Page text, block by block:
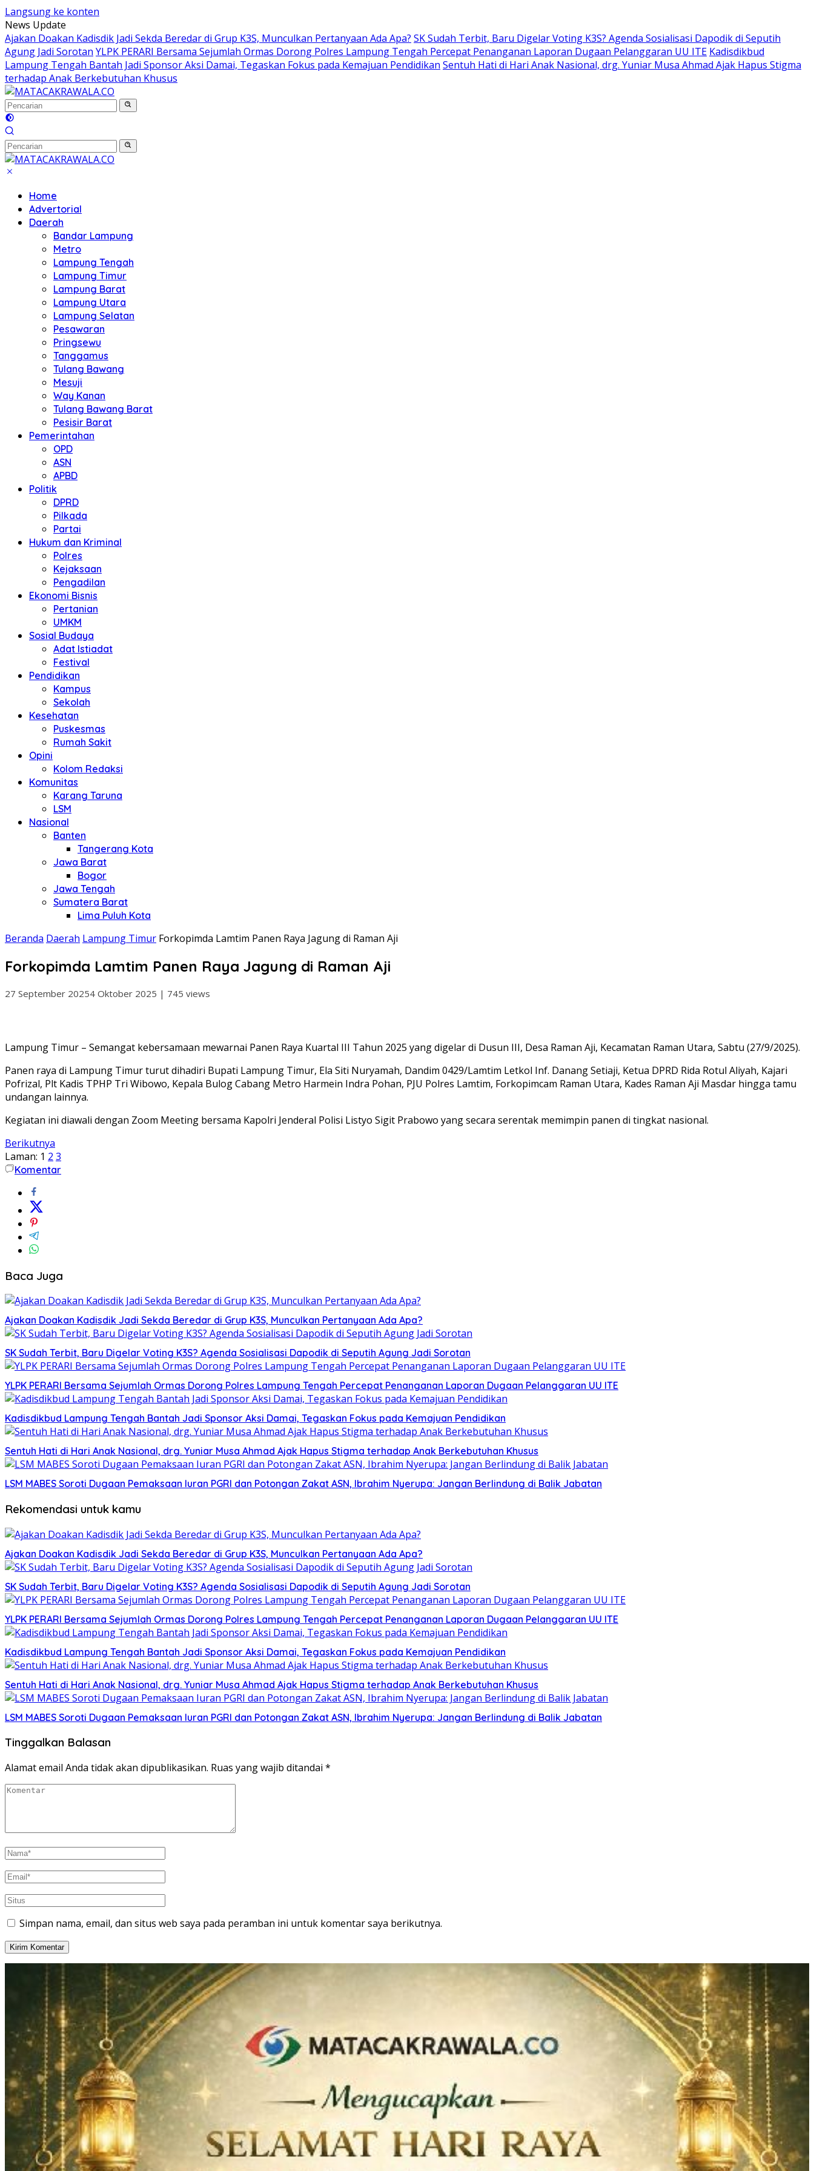
Langsung ke konten
News Update
Ajakan Doakan Kadisdik Jadi Sekda Beredar di Grup K3S, Munculkan Pertanyaan Ada Apa? SK Sudah Terbit, Baru Digelar Voting K3S? Agenda Sosialisasi Dapodik di Seputih
Agung Jadi Sorotan YLPK PERARI Bersama Sejumlah Ormas Dorong Polres Lampung Tengah Percepat Penanganan Laporan Dugaan Pelanggaran UU ITE Kadisdikbud
Lampung Tengah Bantah Jadi Sponsor Aksi Damai, Tegaskan Fokus pada Kemajuan Pendidikan Sentuh Hati di Hari Anak Nasional, drg. Yuniar Musa Ahmad Ajak Hapus Stigma
terhadap Anak Berkebutuhan Khusus
Home
Advertorial
Daerah
Bandar Lampung
Metro
Lampung Tengah
Lampung Timur
Lampung Barat
Lampung Utara
Lampung Selatan
Pesawaran
Pringsewu
Tanggamus
Tulang Bawang
Mesuji
Way Kanan
Tulang Bawang Barat
Pesisir Barat
Pemerintahan
OPD
ASN
APBD
Politik
DPRD
Pilkada
Partai
Hukum dan Kriminal
Polres
Kejaksaan
Pengadilan
Ekonomi Bisnis
Pertanian
UMKM
Sosial Budaya
Adat Istiadat
Festival
Pendidikan
Kampus
Sekolah
Kesehatan
Puskesmas
Rumah Sakit
Opini
Kolom Redaksi
Komunitas
Karang Taruna
LSM
Nasional
Banten
Tangerang Kota
Jawa Barat
Bogor
Jawa Tengah
Sumatera Barat
Lima Puluh Kota
Beranda Daerah Lampung Timur Forkopimda Lamtim Panen Raya Jagung di Raman Aji
Forkopimda Lamtim Panen Raya Jagung di Raman Aji
27 September 20254 Oktober 2025 | 745 views
Lampung Timur – Semangat kebersamaan mewarnai Panen Raya Kuartal III Tahun 2025 yang digelar di Dusun III, Desa Raman Aji, Kecamatan Raman Utara, Sabtu (27/9/2025).
Panen raya di Lampung Timur turut dihadiri Bupati Lampung Timur, Ela Siti Nuryamah, Dandim 0429/Lamtim Letkol Inf. Danang Setiaji, Ketua DPRD Rida Rotul Aliyah, Kajari
Pofrizal, Plt Kadis TPHP Tri Wibowo, Kepala Bulog Cabang Metro Harmein Indra Pohan, PJU Polres Lamtim, Forkopimcam Raman Utara, Kades Raman Aji Masdar hingga tamu
undangan lainnya.
Kegiatan ini diawali dengan Zoom Meeting bersama Kapolri Jenderal Polisi Listyo Sigit Prabowo yang secara serentak memimpin panen di tingkat nasional.
Berikutnya
Laman: 1 2 3
Komentar
Baca Juga
Ajakan Doakan Kadisdik Jadi Sekda Beredar di Grup K3S, Munculkan Pertanyaan Ada Apa?
SK Sudah Terbit, Baru Digelar Voting K3S? Agenda Sosialisasi Dapodik di Seputih Agung Jadi Sorotan
YLPK PERARI Bersama Sejumlah Ormas Dorong Polres Lampung Tengah Percepat Penanganan Laporan Dugaan Pelanggaran UU ITE
Kadisdikbud Lampung Tengah Bantah Jadi Sponsor Aksi Damai, Tegaskan Fokus pada Kemajuan Pendidikan
Sentuh Hati di Hari Anak Nasional, drg. Yuniar Musa Ahmad Ajak Hapus Stigma terhadap Anak Berkebutuhan Khusus
LSM MABES Soroti Dugaan Pemaksaan Iuran PGRI dan Potongan Zakat ASN, Ibrahim Nyerupa: Jangan Berlindung di Balik Jabatan
Rekomendasi untuk kamu
Ajakan Doakan Kadisdik Jadi Sekda Beredar di Grup K3S, Munculkan Pertanyaan Ada Apa?
SK Sudah Terbit, Baru Digelar Voting K3S? Agenda Sosialisasi Dapodik di Seputih Agung Jadi Sorotan
YLPK PERARI Bersama Sejumlah Ormas Dorong Polres Lampung Tengah Percepat Penanganan Laporan Dugaan Pelanggaran UU ITE
Kadisdikbud Lampung Tengah Bantah Jadi Sponsor Aksi Damai, Tegaskan Fokus pada Kemajuan Pendidikan
Sentuh Hati di Hari Anak Nasional, drg. Yuniar Musa Ahmad Ajak Hapus Stigma terhadap Anak Berkebutuhan Khusus
LSM MABES Soroti Dugaan Pemaksaan Iuran PGRI dan Potongan Zakat ASN, Ibrahim Nyerupa: Jangan Berlindung di Balik Jabatan
Tinggalkan Balasan
Alamat email Anda tidak akan dipublikasikan. Ruas yang wajib ditandai *
Simpan nama, email, dan situs web saya pada peramban ini untuk komentar saya berikutnya.